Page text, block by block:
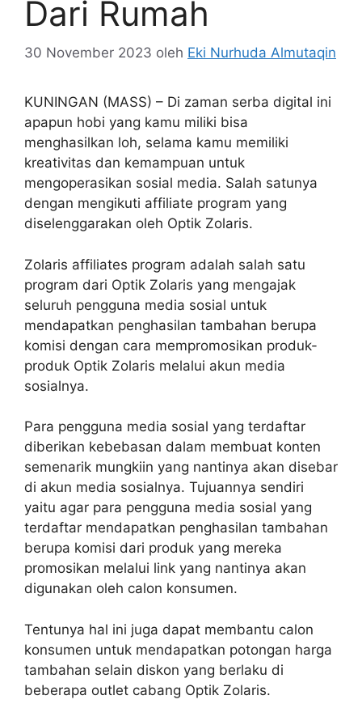
Dari Rumah
30 November 2023 oleh Eki Nurhuda Almutaqin
KUNINGAN (MASS) – Di zaman serba digital ini
apapun hobi yang kamu miliki bisa
menghasilkan loh, selama kamu memiliki
kreativitas dan kemampuan untuk
mengoperasikan sosial media. Salah satunya
dengan mengikuti affiliate program yang
diselenggarakan oleh Optik Zolaris.
Zolaris affiliates program adalah salah satu
program dari Optik Zolaris yang mengajak
seluruh pengguna media sosial untuk
mendapatkan penghasilan tambahan berupa
komisi dengan cara mempromosikan produk-
produk Optik Zolaris melalui akun media
sosialnya.
Para pengguna media sosial yang terdaftar
diberikan kebebasan dalam membuat konten
semenarik mungkiin yang nantinya akan disebar
di akun media sosialnya. Tujuannya sendiri
yaitu agar para pengguna media sosial yang
terdaftar mendapatkan penghasilan tambahan
berupa komisi dari produk yang mereka
promosikan melalui link yang nantinya akan
digunakan oleh calon konsumen.
Tentunya hal ini juga dapat membantu calon
konsumen untuk mendapatkan potongan harga
tambahan selain diskon yang berlaku di
beberapa outlet cabang Optik Zolaris.